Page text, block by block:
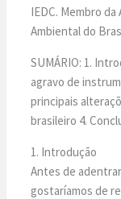
IEDC. Membro
Ambiental do
SUMÁRIO: 1.
agravo de
principais
brasileiro 4.
1. Introdução
Antes de
gostaríamos de